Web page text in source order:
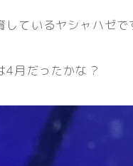
しているヤシャハゼで
4月だったかな？